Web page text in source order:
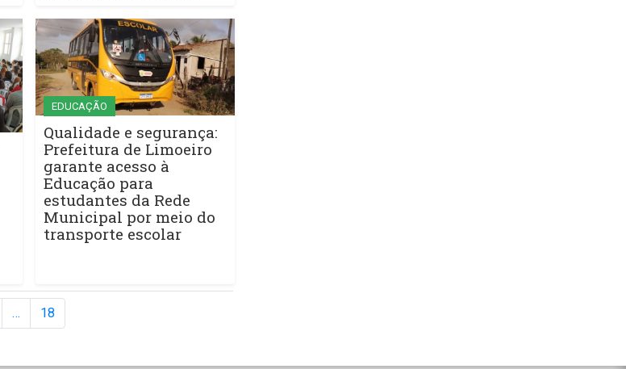
EDUCAÇÃO
Qualidade e segurança:
Prefeitura de Limoeiro
garante acesso à
Educação para
estudantes da Rede
Municipal por meio do
transporte escolar
… 18